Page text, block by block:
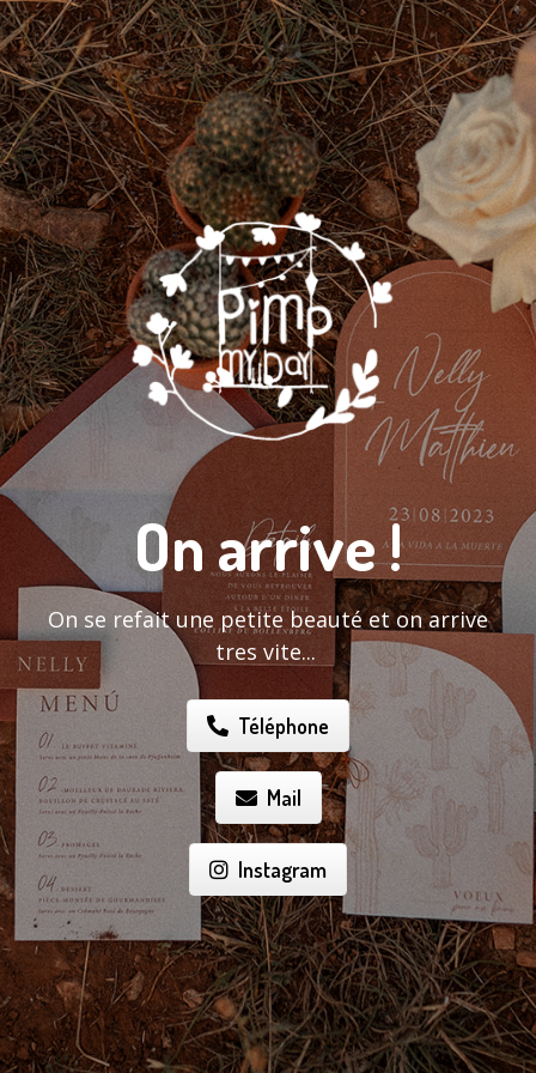
On arrive !
On se refait une petite beauté et on arrive
tres vite...
Téléphone
Mail
Instagram